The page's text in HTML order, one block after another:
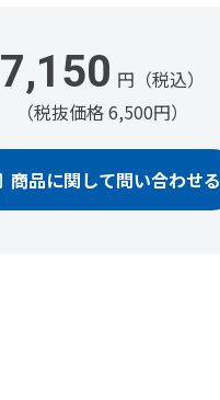
7,150 円（税込）
（税抜価格 6,500円）
商品に関して問い合わせる